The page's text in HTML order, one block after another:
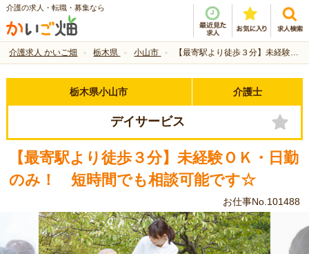
介護の求人・転職・募集なら
介護求人 かいご畑 栃木県 小山市 【最寄駅より徒歩３分】未経験ＯＫ・日勤のみ！ 短時間でも相談可能です☆
栃木県小山市 介護士
デイサービス
【最寄駅より徒歩３分】未経験ＯＫ・日勤
のみ！ 短時間でも相談可能です☆
お仕事No.101488